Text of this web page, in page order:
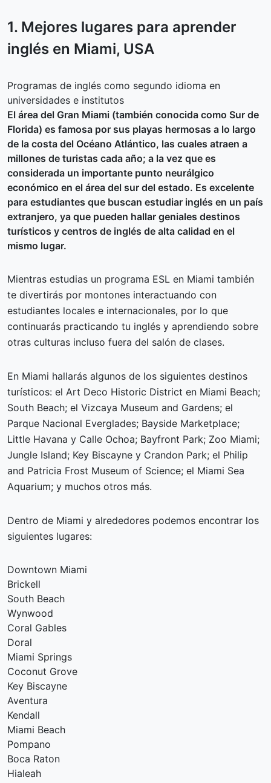
1. Mejores lugares para aprender
inglés en Miami, USA
Programas de inglés como segundo idioma en
universidades e institutos
El área del Gran Miami (también conocida como Sur de
Florida) es famosa por sus playas hermosas a lo largo
de la costa del Océano Atlántico, las cuales atraen a
millones de turistas cada año; a la vez que es
considerada un importante punto neurálgico
económico en el área del sur del estado. Es excelente
para estudiantes que buscan estudiar inglés en un país
extranjero, ya que pueden hallar geniales destinos
turísticos y centros de inglés de alta calidad en el
mismo lugar.
Mientras estudias un programa ESL en Miami también
te divertirás por montones interactuando con
estudiantes locales e internacionales, por lo que
continuarás practicando tu inglés y aprendiendo sobre
otras culturas incluso fuera del salón de clases.
En Miami hallarás algunos de los siguientes destinos
turísticos: el Art Deco Historic District en Miami Beach;
South Beach; el Vizcaya Museum and Gardens; el
Parque Nacional Everglades; Bayside Marketplace;
Little Havana y Calle Ochoa; Bayfront Park; Zoo Miami;
Jungle Island; Key Biscayne y Crandon Park; el Philip
and Patricia Frost Museum of Science; el Miami Sea
Aquarium; y muchos otros más.
Dentro de Miami y alrededores podemos encontrar los
siguientes lugares:
Downtown Miami
Brickell
South Beach
Wynwood
Coral Gables
Doral
Miami Springs
Coconut Grove
Key Biscayne
Aventura
Kendall
Miami Beach
Pompano
Boca Raton
Hialeah